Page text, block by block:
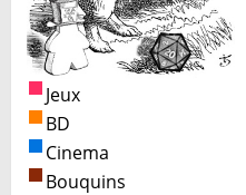
Jeux
BD
Cinema
Bouquins